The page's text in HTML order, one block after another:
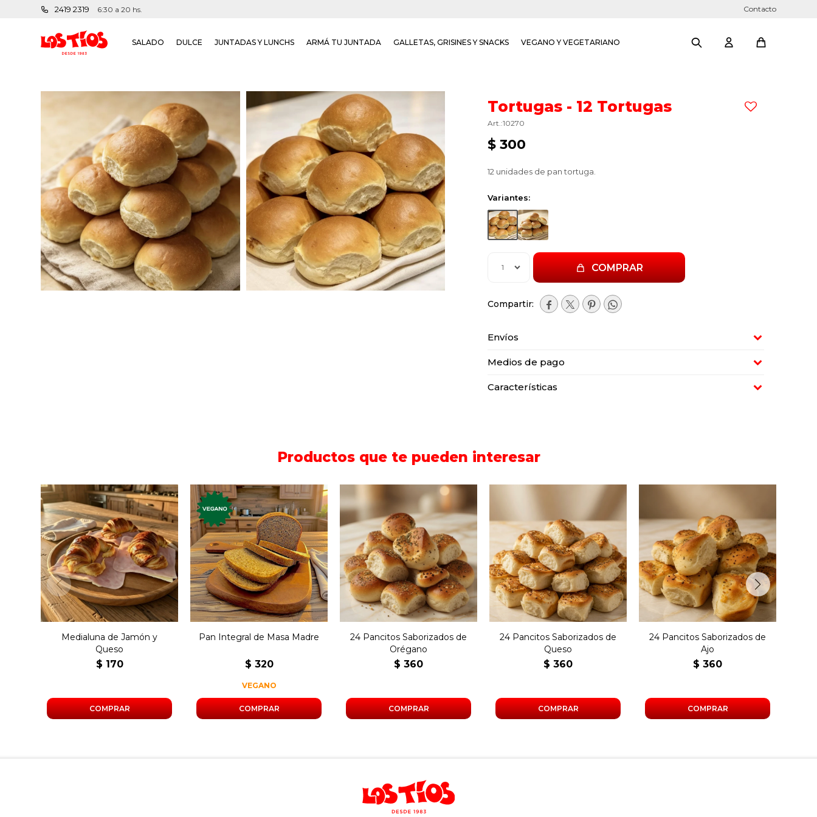
SALADO DULCE JUNTADAS Y LUNCHS ARMÁ TU JUNTADA GALLETAS, GRISINES Y SNACKS VEGANO Y VEGETARIANO
2419 2319 6:30 a 20 hs. Contacto
Tortugas - 12 Tortugas
10270
$ 300
12 unidades de pan tortuga.
Variantes:
1 COMPRAR
   
Envíos
Medios de pago
Características
Productos que te pueden interesar
Medialuna grande rellena
de jamón, queso y
manteca.
Medialuna de Jamón y
Queso
$ 170
Molde de pan integral de
masa madre.
Pan Integral de Masa Madre
$ 320
VEGANO
24 pancitos saborizados
de orégano.
24 Pancitos Saborizados de
Orégano
$ 360
24 pancitos saborizados
de queso.
24 Pancitos Saborizados de
Queso
$ 360
24 pancitos saborizados
de ajo.
24 Pancitos Saborizados de
Ajo
$ 360